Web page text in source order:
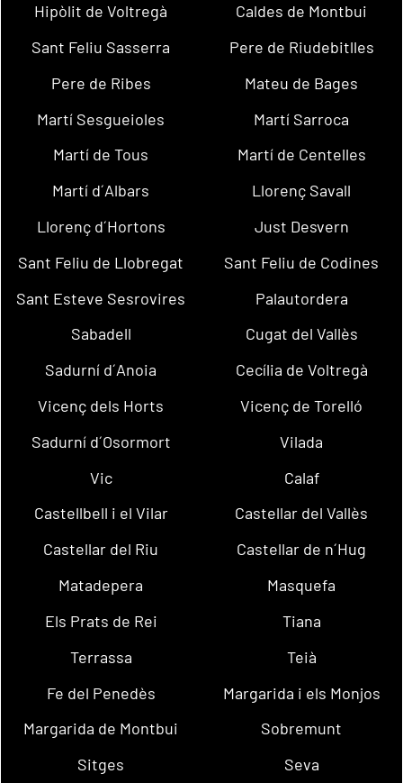
Hipòlit de Voltregà
Caldes de Montbui
Sant Feliu Sasserra
Pere de Riudebitlles
Pere de Ribes
Mateu de Bages
Martí Sesgueioles
Martí Sarroca
Martí de Tous
Martí de Centelles
Martí d´Albars
Llorenç Savall
Llorenç d´Hortons
Just Desvern
Sant Feliu de Llobregat
Sant Feliu de Codines
Sant Esteve Sesrovires
Palautordera
Sabadell
Cugat del Vallès
Sadurní d´Anoia
Cecília de Voltregà
Vicenç dels Horts
Vicenç de Torelló
Sadurní d´Osormort
Vilada
Vic
Calaf
Castellbell i el Vilar
Castellar del Vallès
Castellar del Riu
Castellar de n´Hug
Matadepera
Masquefa
Els Prats de Rei
Tiana
Terrassa
Teià
Fe del Penedès
Margarida i els Monjos
Margarida de Montbui
Sobremunt
Sitges
Seva